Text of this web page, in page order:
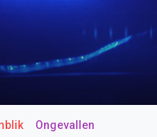
Ongevallen